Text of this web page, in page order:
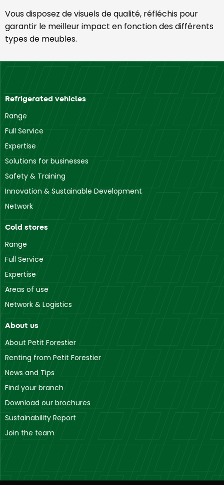
Vous disposez de visuels de qualité, réfléchis pour
garantir le meilleur impact en fonction des différents
types de meubles.
Refrigerated vehicles
Range
Full Service
Expertise
Solutions for businesses
Safety & Training
Innovation & Sustainable Development
Network
Cold stores
Range
Full Service
Expertise
Areas of use
Network & Logistics
About us
About Petit Forestier
Renting from Petit Forestier
News and Tips
Find your branch
Download our brochures
Sustainability Report
Join the team